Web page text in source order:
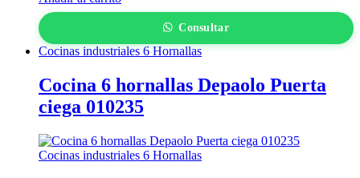
Consultar
Cocinas industriales 6 Hornallas
Cocina 6 hornallas Depaolo Puerta
ciega 010235
Cocinas industriales 6 Hornallas